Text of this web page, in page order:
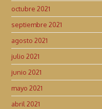
octubre 2021
septiembre 2021
agosto 2021
julio 2021
junio 2021
mayo 2021
abril 2021